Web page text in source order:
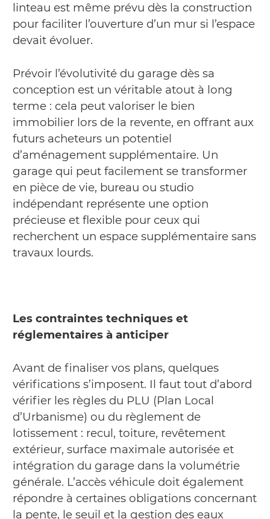
linteau est même prévu dès la construction
pour faciliter l’ouverture d’un mur si l’espace
devait évoluer.
Prévoir l’évolutivité du garage dès sa
conception est un véritable atout à long
terme : cela peut valoriser le bien
immobilier lors de la revente, en offrant aux
futurs acheteurs un potentiel
d’aménagement supplémentaire. Un
garage qui peut facilement se transformer
en pièce de vie, bureau ou studio
indépendant représente une option
précieuse et flexible pour ceux qui
recherchent un espace supplémentaire sans
travaux lourds.
Les contraintes techniques et
réglementaires à anticiper
Avant de finaliser vos plans, quelques
vérifications s’imposent. Il faut tout d’abord
vérifier les règles du PLU (Plan Local
d’Urbanisme) ou du règlement de
lotissement : recul, toiture, revêtement
extérieur, surface maximale autorisée et
intégration du garage dans la volumétrie
générale. L’accès véhicule doit également
répondre à certaines obligations concernant
la pente, le seuil et la gestion des eaux